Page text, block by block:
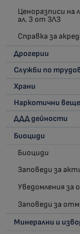
Ценоразписи на
ал. 3 от ЗЛЗ
Справка за
Дрогерии
Служби по
Храни
Наркотични
ДДД дейности
Биоциди
Биоциди
Заповеди за
Уведомления за
Заповеди за
Минерални и